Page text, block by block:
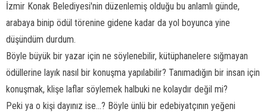
İzmir Konak Belediyesi'nin düzenlemiş olduğu bu anlamlı günde,
arabaya binip ödül törenine gidene kadar da yol boyunca yine
düşündüm durdum.
Böyle büyük bir yazar için ne söylenebilir, kütüphanelere sığmayan
ödüllerine layık nasıl bir konuşma yapılabilir? Tanımadığın bir insan için
konuşmak, klişe laflar söylemek halbuki ne kolaydır değil mi?
Peki ya o kişi dayınız ise...? Böyle ünlü bir edebiyatçının yeğeni